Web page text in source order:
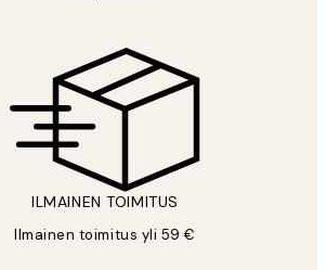
ILMAINEN TOIMITUS
Ilmainen toimitus yli 59 €